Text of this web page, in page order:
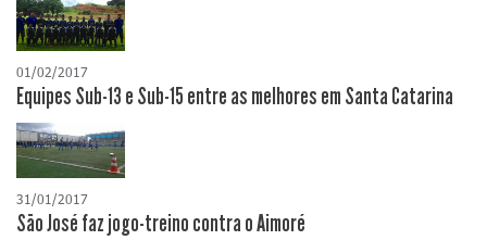
01/02/2017
Equipes Sub-13 e Sub-15 entre as melhores em Santa Catarina
31/01/2017
São José faz jogo-treino contra o Aimoré